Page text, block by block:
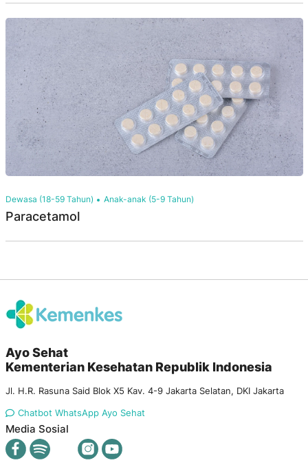
Dewasa (18-59 Tahun) Anak-anak (5-9 Tahun)
Paracetamol
Ayo Sehat
Kementerian Kesehatan Republik Indonesia
Jl. H.R. Rasuna Said Blok X5 Kav. 4-9 Jakarta Selatan, DKI Jakarta
Chatbot WhatsApp Ayo Sehat
Media Sosial